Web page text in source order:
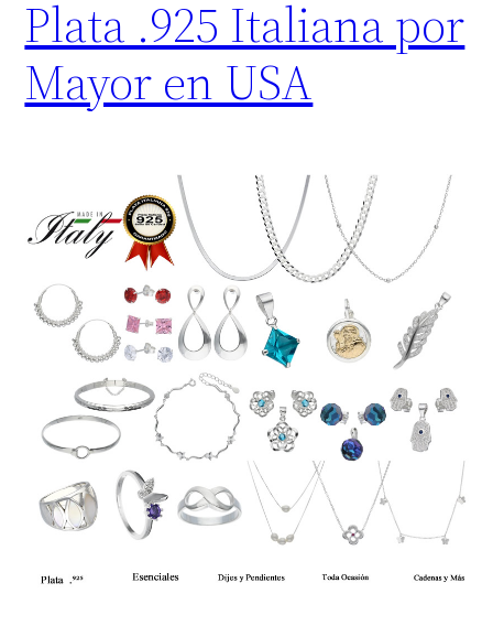
Plata .925 Italiana por
Mayor en USA